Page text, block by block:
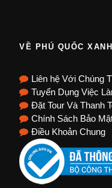
VỀ PHÚ QUỐC XANH
Liên hệ Với Chúng
Tuyển Dụng Việc
Đặt Tour Và Thanh
Chính Sách Bảo
Điều Khoản Chung